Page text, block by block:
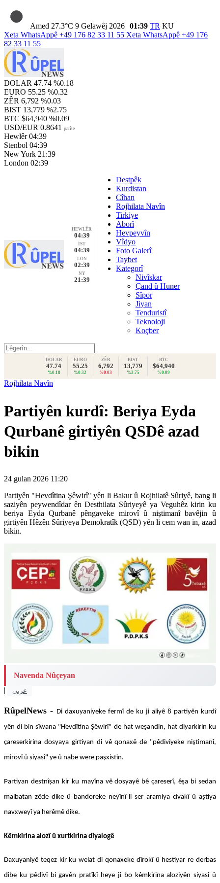
Amed 27.3°C 9 Gelawêj 2026 01:39 TR KU
Xeta WhatsAppê +49 176 82 33 11 55 Xeta WhatsAppê +49 176
82 33 11 55
DOLAR 47.74 %0.18
EURO 55.25 %0.32
ZÊR 6,792 %0.03
BIST 13,779 %2.75
BTC $64,940 %0.09
USD/EUR 0.8641 parîte
Hewlêr 04:39
Stenbol 04:39
New York 21:39
London 02:39
HEWLÊR
04:39
İST
04:39
LON
02:39
NY
21:39
Destpêk
Kurdistan
Cîhan
Rojhilata Navîn
Tirkiye
Aborî
Hevpeyvîn
Vîdyo
Foto Galerî
Taybet
Kategorî
Nivîskar
Çand û Huner
Sîpor
Jiyan
Tenduristî
Teknoloji
Koçber
DOLAR
47.74
%0.18
EURO
55.25
%0.32
ZÊR
6,792
%0.03
BIST
13,779
%2.75
BTC
$64,940
%0.09
Rojhilata Navîn
Partiyên kurdî: Beriya Eyda
Qurbanê girtiyên QSDê azad
bikin
24 gulan 2026 11:20
Partiyên "Hevdîtina Şêwirî" yên li Bakur û Rojhilatê Sûriyê, bang li
saziyên peywendîdar ên Desthilata Sûriyeyê ya Veguhêz kirin ku
beriya Eyda Qurbanê pêngaveke mirovî û niştimanî bavêjin û
girtiyên Hêzên Sûriyeya Demokratîk (QSD) yên li cem wan in, azad
bikin.
Navenda Nûçeyan
|
عربي
RûpelNews - Di daxuyaniyeke fermî de ku ji aliyê 8 partiyên kurdî
yên di bin sîwana "Hevdîtina Şêwirî" de hat weşandin, hat diyarkirin ku
çareserkirina dosyaya girtiyan di vê qonaxê de "pêdiviyeke niştimanî,
mirovî û siyasî" ye û nabe were paşxistin.
Partiyan destnîşan kir ku mayîna vê dosyayê bê çareserî, êşa bi sedan
malbatan zêde dike û bandoreke neyînî li ser aramiya civakî û aştiya
navxweyî ya herêmê dike.
Kêmkirina alozî û xurtkirina diyalogê
Daxuyaniyê teqez kir ku welat di qonaxeke dîrokî û hestiyar re derbas
dibe ku pêdivî bi gavên pratîkî heye ji bo kêmkirina aloziyên siyasî û